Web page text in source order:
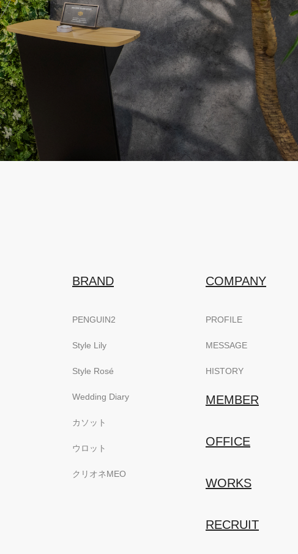
BRAND
PENGUIN2
Style Lily
Style Rosé
Wedding Diary
カソット
ウロット
クリオネMEO
COMPANY
PROFILE
MESSAGE
HISTORY
MEMBER
OFFICE
WORKS
RECRUIT